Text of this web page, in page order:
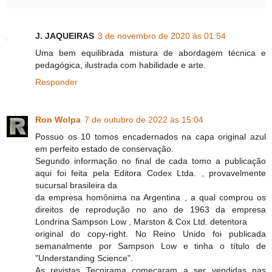
J. JAQUEIRAS 3 de novembro de 2020 às 01:54
Uma bem equilibrada mistura de abordagem técnica e
pedagógica, ilustrada com habilidade e arte.
Responder
Ron Wolpa 7 de outubro de 2022 às 15:04
Possuo os 10 tomos encadernados na capa original azul
em perfeito estado de conservação.
Segundo informação no final de cada tomo a publicação
aqui foi feita pela Editora Codex Ltda. , provavelmente
sucursal brasileira da
da empresa homônima na Argentina , a qual comprou os
direitos de reprodução no ano de 1963 da empresa
Londrina Sampson Low , Marston & Cox Ltd. detentora
original do copy-right. No Reino Unido foi publicada
semanalmente por Sampson Low e tinha o título de
"Understanding Science".